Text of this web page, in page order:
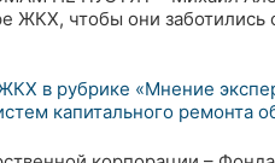
ЖКХ, чтобы они заботились
в рубрике «Мнение
капитального ремонта